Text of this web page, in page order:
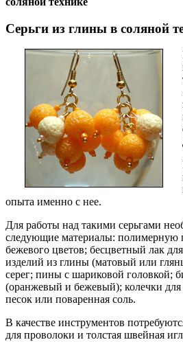
Серьги из глины в соляной
опыта именно с нее.
Для работы над такими серьгами
следующие материалы: полимерную
бежевого цветов; бесцветный лак
изделий из глины (матовый или
серег; пины с шариковой головкой;
(оранжевый и бежевый); колечки для
песок или поваренная соль.
В качестве инструментов
для проволоки и толстая швейная